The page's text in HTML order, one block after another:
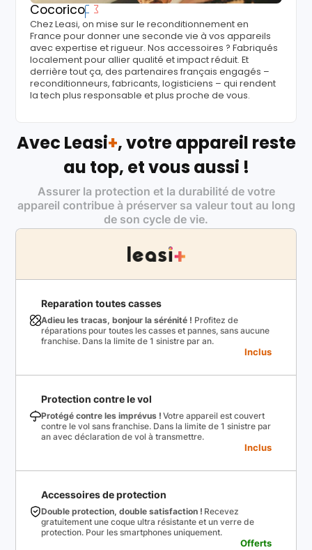
Cocorico
Chez Leasi, on mise sur le reconditionnement en
France pour donner une seconde vie à vos appareils
avec expertise et rigueur. Nos accessoires ? Fabriqués
localement pour allier qualité et impact réduit. Et
derrière tout ça, des partenaires français engagés –
reconditionneurs, fabricants, logisticiens – qui rendent
la tech plus responsable et plus proche de vous.
Avec Leasi+, votre appareil reste
au top, et vous aussi !
Assurer la protection et la durabilité de votre
appareil contribue à préserver sa valeur tout au long
de son cycle de vie.
Reparation toutes casses
Adieu les tracas, bonjour la sérénité ! Profitez de
réparations pour toutes les casses et pannes, sans aucune
franchise. Dans la limite de 1 sinistre par an.
Inclus
Protection contre le vol
Protégé contre les imprévus ! Votre appareil est couvert
contre le vol sans franchise. Dans la limite de 1 sinistre par
an avec déclaration de vol à transmettre.
Inclus
Accessoires de protection
Double protection, double satisfaction ! Recevez
gratuitement une coque ultra résistante et un verre de
protection. Pour les smartphones uniquement.
Offerts